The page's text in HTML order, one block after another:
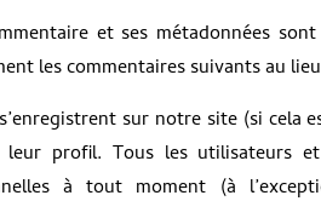
et ses métadonnées
les commentaires suivants au
sur notre site (si cela
leur profil. Tous les utilisateurs
à tout moment (à